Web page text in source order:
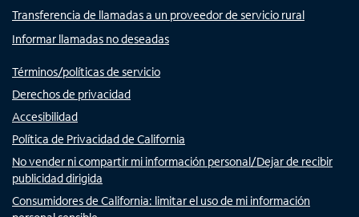
Transferencia de llamadas a un proveedor de servicio rural
Informar llamadas no deseadas
Términos/políticas de servicio
Derechos de privacidad
Accesibilidad
Política de Privacidad de California
No vender ni compartir mi información personal/Dejar de recibir
publicidad dirigida
Consumidores de California: limitar el uso de mi información